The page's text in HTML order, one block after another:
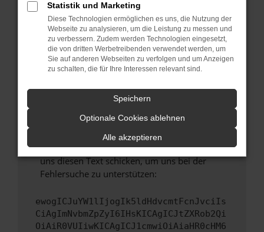
Stelle sicher, dass dein Browser und dein
Betriebssystem auf dem neuesten Stand
sind.
Veraltete Software birgt nicht nur ein
Sicherheitsrisiko, sondern kann auch dazu
unterstützt werden.
Wenn du alle oben genannten Schritte versucht
hast, kontaktiere uns bitte. Wir werden
versuchen, das Problem zu beheben. Du kannst
uns diesen Text schicken, um uns bei der
Fehlersuche zu unterstützen:
ewogICJuYW1lIjogIk5ldHdvcmtFcnJvciIs
CiAgImNvbmZpZyI6IHsKICAgICJtZXRob2Qi
OiAiR0VUIiwKICAgICJ1cmwiOiAiaHR0cHM6
Statistik und Marketing
Diese Technologien ermöglichen es uns, die Nutzung der
Webseite zu analysieren, um die Leistung zu messen und
zu verbessern. Zudem werden Technologien eingesetzt,
die von dritten Werbetreibenden verwendet werden, um
Sie auf anderen Webseiten zu verfolgen und um Anzeigen
zu schalten, die für Ihre Interessen relevant sind.
Speichern
Optionale Cookies ablehnen
Alle akzeptieren